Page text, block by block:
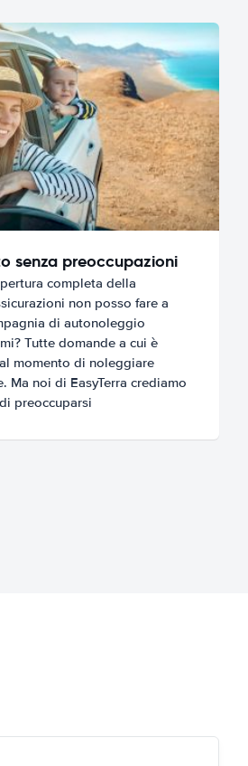
senza preoccupazioni
completa della
non posso fare a
di autonoleggio
Tutte domande a cui è
momento di noleggiare
Ma noi di EasyTerra crediamo
preoccuparsi